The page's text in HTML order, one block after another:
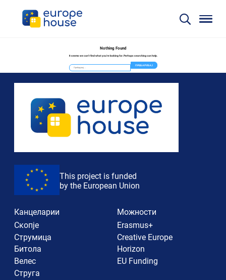
Nothing Found
It seems we can’t find what you’re looking for. Perhaps searching can help.
Пребарувај
за:
This project is funded
by the European Union
Канцеларии
Скопје
Струмица
Битола
Велес
Струга
Можности
Erasmus+
Creative Europe
Horizon
EU Funding